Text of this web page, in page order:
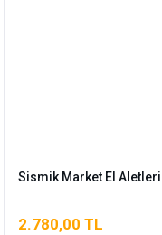
Sismik Market El
2.780,00 TL